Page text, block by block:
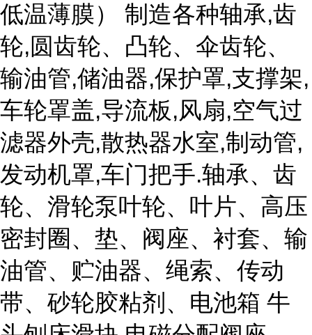
低温薄膜） 制造各种轴承,齿
轮,圆齿轮、凸轮、伞齿轮、
输油管,储油器,保护罩,支撑架,
车轮罩盖,导流板,风扇,空气过
滤器外壳,散热器水室,制动管,
发动机罩,车门把手.轴承、齿
轮、滑轮泵叶轮、叶片、高压
密封圈、垫、阀座、衬套、输
油管、贮油器、绳索、传动
带、砂轮胶粘剂、电池箱 牛